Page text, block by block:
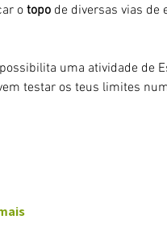
o topo de diversas vias de
uma atividade de
testar os teus limites